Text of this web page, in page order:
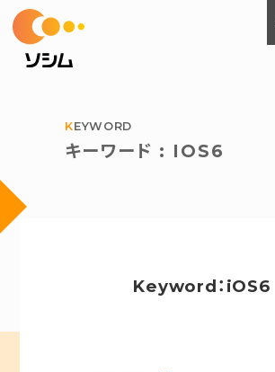
KEYWORD
キーワード : IOS6
Keyword：iOS6